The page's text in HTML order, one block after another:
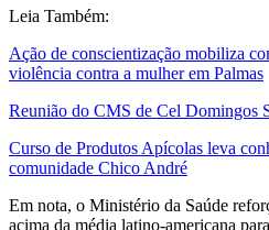
Leia Também:
Ação de conscientização mobiliza
violência contra a mulher em Palmas
Reunião do CMS de Cel Domingos
Curso de Produtos Apícolas leva
comunidade Chico André
Em nota, o Ministério da Saúde
acima da média latino-americana